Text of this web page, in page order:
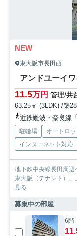
NEW
東大阪市長田西
アンドユーイ
11.5万円 管理/共
63.25㎡ (3LDK) /築
近鉄難波・奈良線
駐輪場 オートロッ
インターネット対応
地下鉄中央線長田周辺
東大阪（テナント）」
見る
募集中の部屋
6階